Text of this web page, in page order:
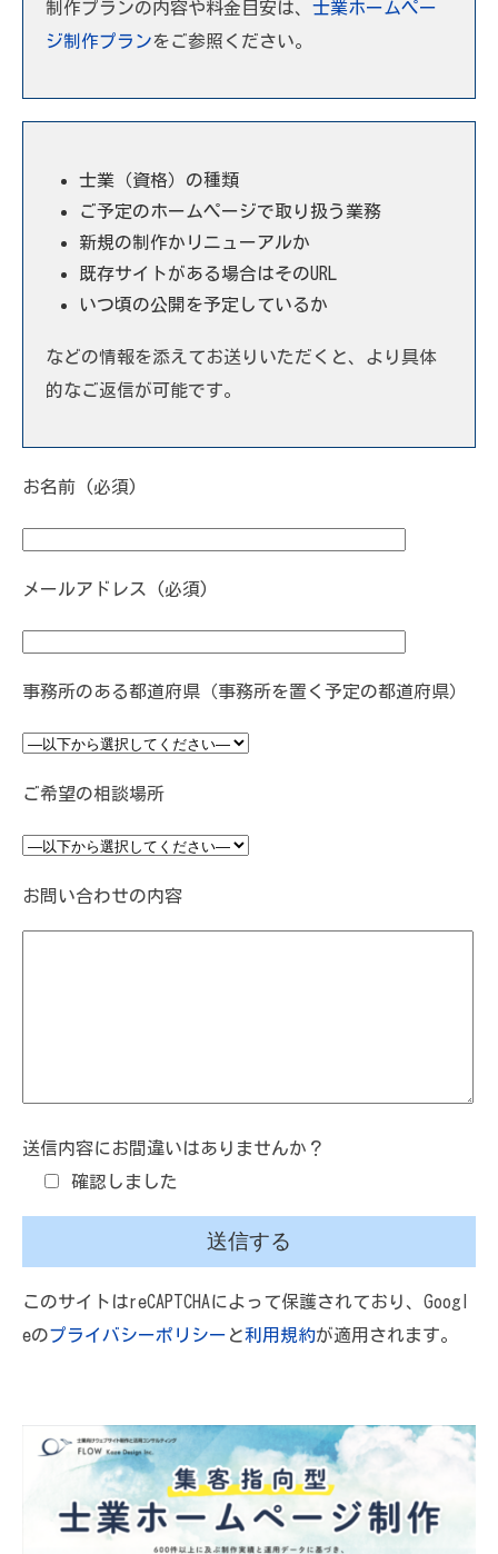
制作プランの内容や料金目安は、 士業ホームペー
ジ制作プランをご参照ください。
士業（資格）の種類
ご予定のホームページで取り扱う業務
新規の制作かリニューアルか
既存サイトがある場合はそのURL
いつ頃の公開を予定しているか
などの情報を添えてお送りいただくと、より具体
的なご返信が可能です。
お名前 (必須)
メールアドレス (必須)
事務所のある都道府県（事務所を置く予定の都道府県）
ご希望の相談場所
お問い合わせの内容
送信内容にお間違いはありませんか？
確認しました
このサイトはreCAPTCHAによって保護されており、Googl
eのプライバシーポリシー と利用規約が適用されます。